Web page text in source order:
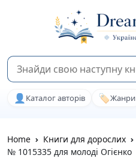
👤 Каталог авторів 🏷️Жанри
Home Книги для дорослих
№ 1015335 для молоді Огієнко